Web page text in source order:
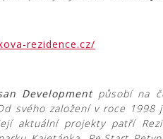
rezidence.cz/
Development působí na
svého založení v roce
aktuální projekty patří